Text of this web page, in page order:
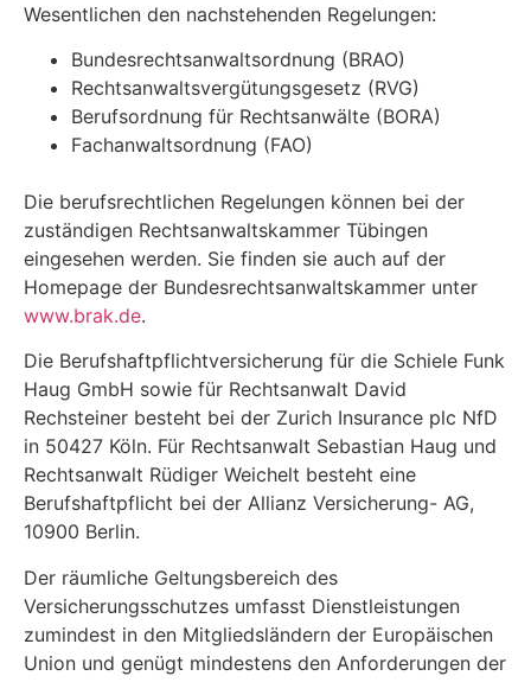
Wesentlichen den nachstehenden Regelungen:
Bundesrechtsanwaltsordnung (BRAO)
Rechtsanwaltsvergütungsgesetz (RVG)
Berufsordnung für Rechtsanwälte (BORA)
Fachanwaltsordnung (FAO)
Die berufsrechtlichen Regelungen können bei der
zuständigen Rechtsanwaltskammer Tübingen
eingesehen werden. Sie finden sie auch auf der
Homepage der Bundesrechtsanwaltskammer unter
www.brak.de.
Die Berufshaftpflichtversicherung für die Schiele Funk
Haug GmbH sowie für Rechtsanwalt David
Rechsteiner besteht bei der Zurich Insurance plc NfD
in 50427 Köln. Für Rechtsanwalt Sebastian Haug und
Rechtsanwalt Rüdiger Weichelt besteht eine
Berufshaftpflicht bei der Allianz Versicherung- AG,
10900 Berlin.
Der räumliche Geltungsbereich des
Versicherungsschutzes umfasst Dienstleistungen
zumindest in den Mitgliedsländern der Europäischen
Union und genügt mindestens den Anforderungen der